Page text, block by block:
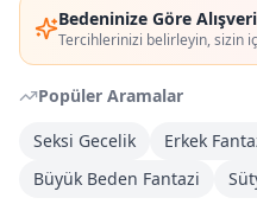
Bedeninize Göre
Tercihlerinizi belirleyin, sizin
Popüler Aramalar
Seksi Gecelik
Erkek
Büyük Beden Fantazi
Üye Ol
DHL Kargoya Teslim